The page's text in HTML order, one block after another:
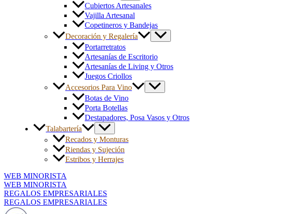
Cubiertos Artesanales
Vajilla Artesanal
Copetineros y Bandejas
Decoración y Regalería
Portarretratos
Artesanías de Escritorio
Artesanías de Living y Otros
Juegos Criollos
Accesorios Para Vino
Botas de Vino
Porta Botellas
Destapadores, Posa Vasos y Otros
Talabartería
Recados y Monturas
Riendas y Sujeción
Estribos y Herrajes
WEB MINORISTA
WEB MINORISTA
REGALOS EMPRESARIALES
REGALOS EMPRESARIALES